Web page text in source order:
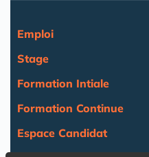
Emploi
Stage
Formation Intiale
Formation Continue
Espace Candidat